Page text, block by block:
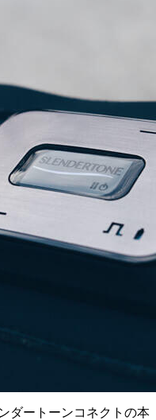
ダートーンコネクトの本